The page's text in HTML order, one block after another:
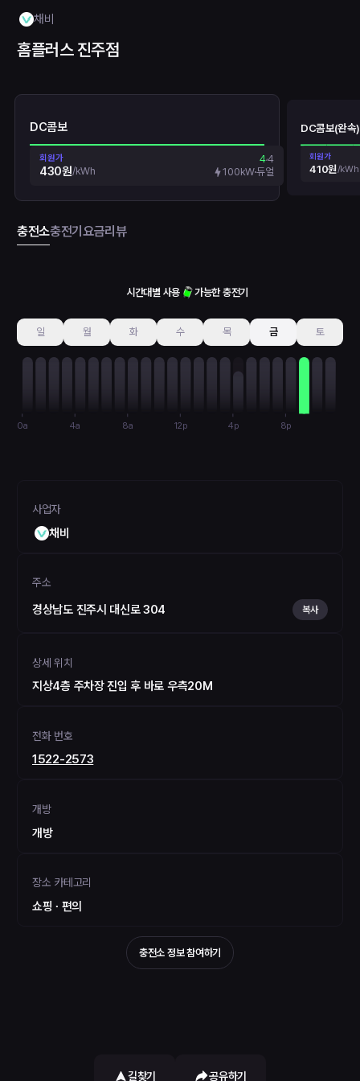
채비
홈플러스 진주점
DC콤보
회원가
430원/kWh
44
100kW듀얼
DC콤보(완속)
회원가
410원/kWh
충전소충전기요금리뷰
시간대별 사용 가능한 충전기
일 월 화 수 목 금 토
0a 4a 8a 12p 4p 8p
사업자
채비
주소
경상남도 진주시 대신로 304 복사
상세 위치
지상4층 주차장 진입 후 바로 우측20M
전화 번호
1522-2573
개방
개방
장소 카테고리
쇼핑 ∙ 편의
충전소 정보 참여하기
길찾기 공유하기